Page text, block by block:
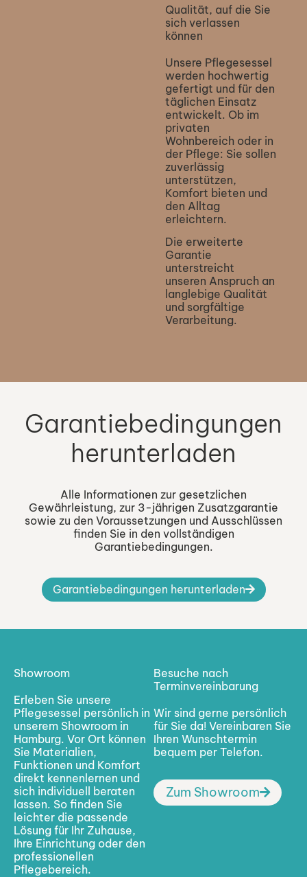
Qualität, auf die Sie
sich verlassen
können
Unsere Pflegesessel
werden hochwertig
gefertigt und für den
täglichen Einsatz
entwickelt. Ob im
privaten
Wohnbereich oder in
der Pflege: Sie sollen
zuverlässig
unterstützen,
Komfort bieten und
den Alltag
erleichtern.
Die erweiterte
Garantie
unterstreicht
unseren Anspruch an
langlebige Qualität
und sorgfältige
Verarbeitung.
Garantiebedingungen
herunterladen
Alle Informationen zur gesetzlichen
Gewährleistung, zur 3-jährigen Zusatzgarantie
sowie zu den Voraussetzungen und Ausschlüssen
finden Sie in den vollständigen
Garantiebedingungen.
Garantiebedingungen herunterladen
Showroom
Erleben Sie unsere
Pflegesessel persönlich in
unserem Showroom in
Hamburg. Vor Ort können
Sie Materialien,
Funktionen und Komfort
direkt kennenlernen und
sich individuell beraten
lassen. So finden Sie
leichter die passende
Lösung für Ihr Zuhause,
Ihre Einrichtung oder den
professionellen
Pflegebereich.
Besuche nach
Terminvereinbarung
Wir sind gerne persönlich
für Sie da! Vereinbaren Sie
Ihren Wunschtermin
bequem per Telefon.
Zum Showroom